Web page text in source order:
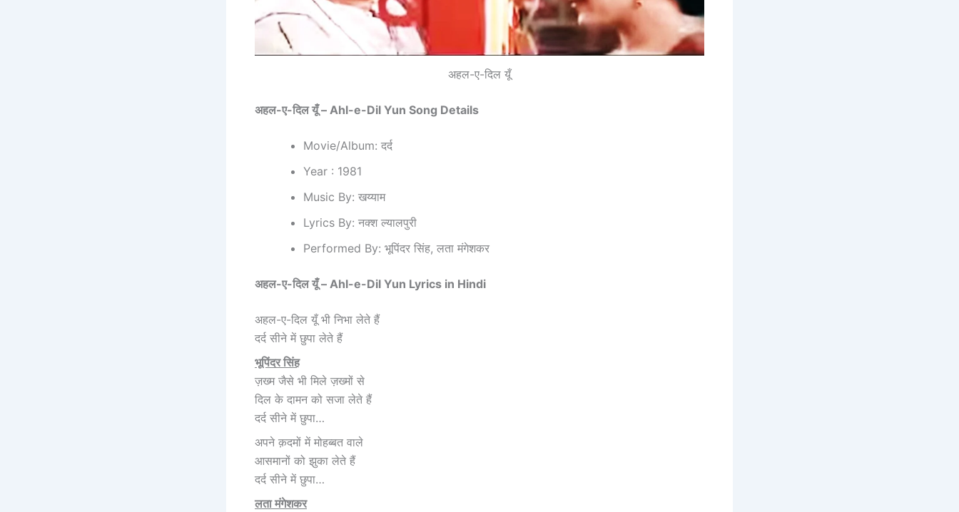
अहल-ए-दिल यूँ
अहल-ए-दिल यूँ – Ahl-e-Dil Yun Song Details
Movie/Album: दर्द
Year : 1981
Music By: खय्याम
Lyrics By: नक्श ल्यालपुरी
Performed By: भूपिंदर सिंह, लता मंगेशकर
अहल-ए-दिल यूँ – Ahl-e-Dil Yun Lyrics in Hindi
अहल-ए-दिल यूँ भी निभा लेते हैं
दर्द सीने में छुपा लेते हैं
भूपिंदर सिंह
ज़ख्म जैसे भी मिले ज़ख्मों से
दिल के दामन को सजा लेते हैं
दर्द सीने में छुपा…
अपने क़दमों में मोहब्बत वाले
आसमानों को झुका लेते हैं
दर्द सीने में छुपा…
लता मंगेशकर